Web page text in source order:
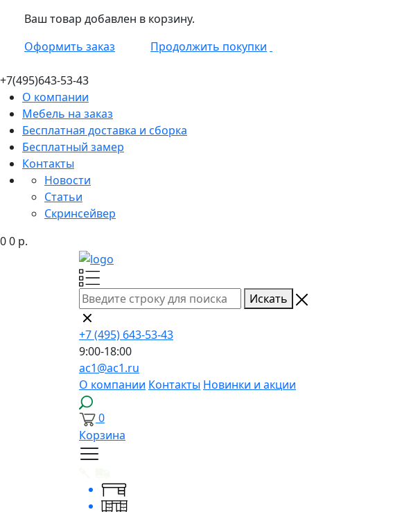
Ваш товар добавлен в корзину.
Оформить заказ
Продолжить покупки
+7(495)643-53-43
О компании
Мебель на заказ
Бесплатная доставка и сборка
Бесплатный замер
Контакты
Новости
Статьи
Скринсейвер
00 р.
Искать
+7 (495) 643-53-43
9:00-18:00
ac1@ac1.ru
О компании Контакты Новинки и акции
0
Корзина